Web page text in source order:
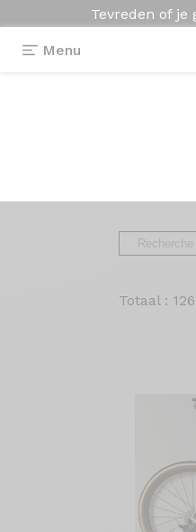
Tevreden of je
Menu
Onze
Totaal :